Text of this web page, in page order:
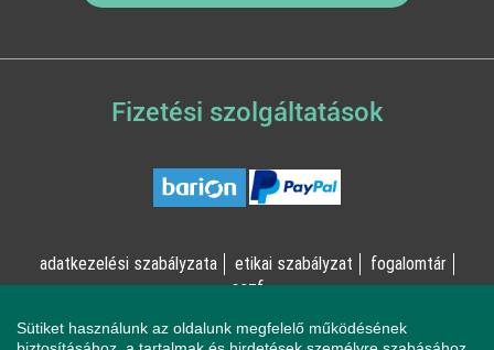
Fizetési szolgáltatások
adatkezelési szabályzata etikai szabályzat
fogalomtár
aszf
© Online Pszichológia Kft. 2023 - Minden jog fenntartva!
Sütiket használunk az oldalunk megfelelő működésének